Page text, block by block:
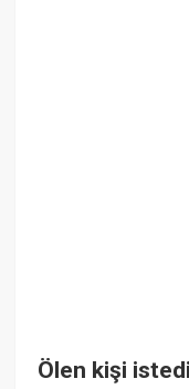
Ölen kişi